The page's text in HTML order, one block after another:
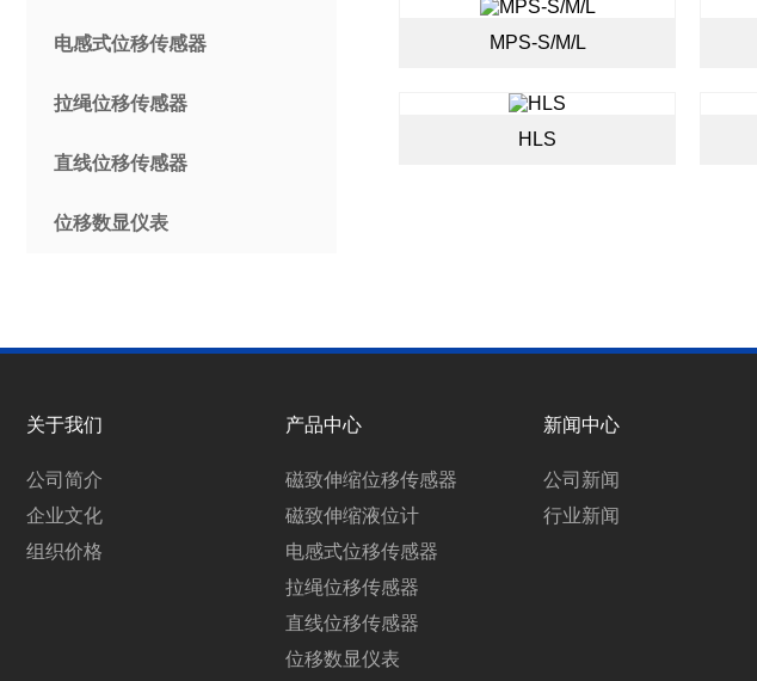
电感式位移传感器
拉绳位移传感器
直线位移传感器
位移数显仪表
MPS-S/M/L
HLS
关于我们
公司简介
企业文化
组织价格
产品中心
磁致伸缩位移传感器
磁致伸缩液位计
电感式位移传感器
拉绳位移传感器
直线位移传感器
位移数显仪表
新闻中心
公司新闻
行业新闻